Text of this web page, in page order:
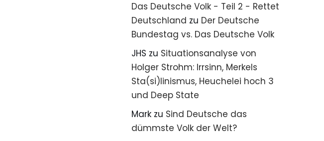
Das Deutsche Volk - Teil 2 - Rettet
Deutschland zu Der Deutsche
Bundestag vs. Das Deutsche Volk
JHS zu Situationsanalyse von
Holger Strohm: Irrsinn, Merkels
Sta(si)linismus, Heuchelei hoch 3
und Deep State
Mark zu Sind Deutsche das
dümmste Volk der Welt?